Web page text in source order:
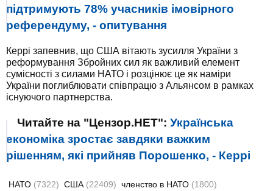
підтримують 78% учасників імовірного
референдуму, - опитування
Керрі запевнив, що США вітають зусилля України з
реформування Збройних сил як важливий елемент
сумісності з силами НАТО і розцінює це як наміри
України поглиблювати співпрацю з Альянсом в рамках
існуючого партнерства.
Читайте на "Цензор.НЕТ": Українська
економіка зростає завдяки важким
рішенням, які прийняв Порошенко, - Керрі
НАТО (7322) США (22409) членство в НАТО (1800)